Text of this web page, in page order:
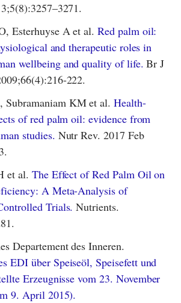
Esterhuyse A et al.Red palm oil:
and therapeutic roles in
wellbeing and quality of life. Br J
222.
Subramaniam KM et al.Health-
of red palm oil: evidence from
studies. Nutr Rev. 2017 Feb
et al. The Effect of Red Palm Oil on
A Meta-Analysis of
Trials. Nutrients.
Departement des Inneren.
EDI über Speiseöl, Speisefett und
Erzeugnisse vom 23. November
9. April 2015).